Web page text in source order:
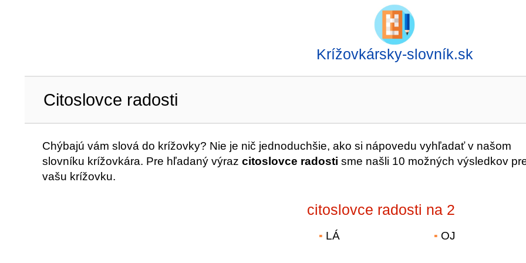
Krížovkársky-slovník.sk
Citoslovce radosti
Chýbajú vám slová do krížovky? Nie je nič jednoduchšie, ako si nápovedu vyhľadať v našom
slovníku krížovkára. Pre hľadaný výraz citoslovce radosti sme našli 10 možných výsledkov
vašu krížovku.
citoslovce radosti na 2
LÁ OJ